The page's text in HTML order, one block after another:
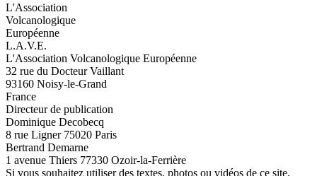
L'Association
Volcanologique
Européenne
L.A.V.E.
L'Association Volcanologique Européenne
32 rue du Docteur Vaillant
93160 Noisy-le-Grand
France
Directeur de publication
Dominique Decobecq
8 rue Ligner 75020 Paris
Bertrand Demarne
1 avenue Thiers 77330 Ozoir-la-Ferrière
Si vous souhaitez utiliser des textes, photos ou vidéos de ce site,